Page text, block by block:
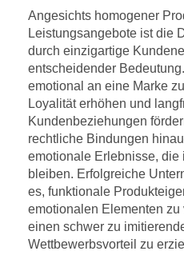
Angesichts homogener
Leistungsangebote ist die
durch einzigartige
entscheidender
emotional an eine Marke
Loyalität erhöhen und
Kundenbeziehungen
rechtliche Bindungen
emotionale Erlebnisse, die
bleiben. Erfolgreiche
es, funktionale
emotionalen Elementen zu
einen schwer zu
Wettbewerbsvorteil zu